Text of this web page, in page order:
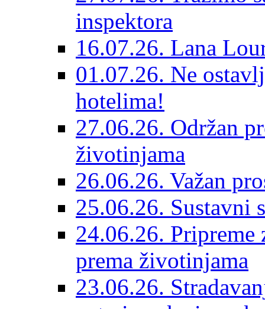
inspektora
16.07.26. Lana
01.07.26. Ne
hotelima!
27.06.26. Održan
životinjama
26.06.26. Važan
25.06.26. Sustavni
24.06.26.
prema životinjama
23.06.26.